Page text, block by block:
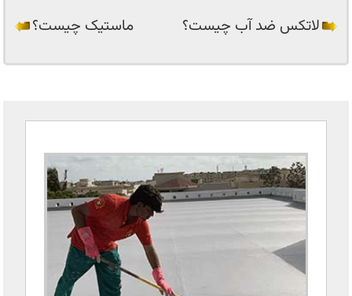
لاتکس ضد آب چیست؟ ماستیک چیست؟